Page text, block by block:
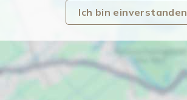
Ich bin einverstanden